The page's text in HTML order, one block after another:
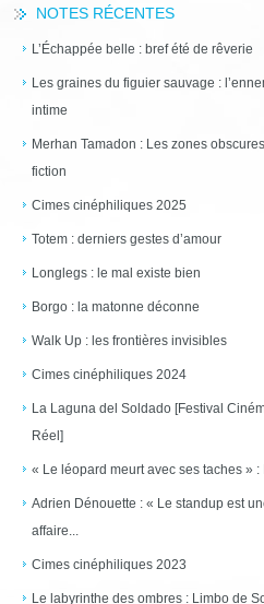
NOTES RÉCENTES
L’Échappée belle : bref été de rêverie
Les graines du figuier sauvage :
intime
Merhan Tamadon : Les zones
fiction
Cimes cinéphiliques 2025
Totem : derniers gestes d’amour
Longlegs : le mal existe bien
Borgo : la matonne déconne
Walk Up : les frontières invisibles
Cimes cinéphiliques 2024
La Laguna del Soldado [Festival
Réel]
« Le léopard meurt avec ses taches » :
Adrien Dénouette : « Le standup est
affaire...
Cimes cinéphiliques 2023
Le labyrinthe des ombres : Limbo de